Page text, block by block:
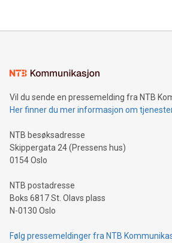
Vil du sende en pressemelding fra NTB
Her finner du mer informasjon om
NTB besøksadresse
Skippergata 24 (Pressens hus)
0154 Oslo
NTB postadresse
Boks 6817 St. Olavs plass
N-0130 Oslo
Følg pressemeldinger fra NTB